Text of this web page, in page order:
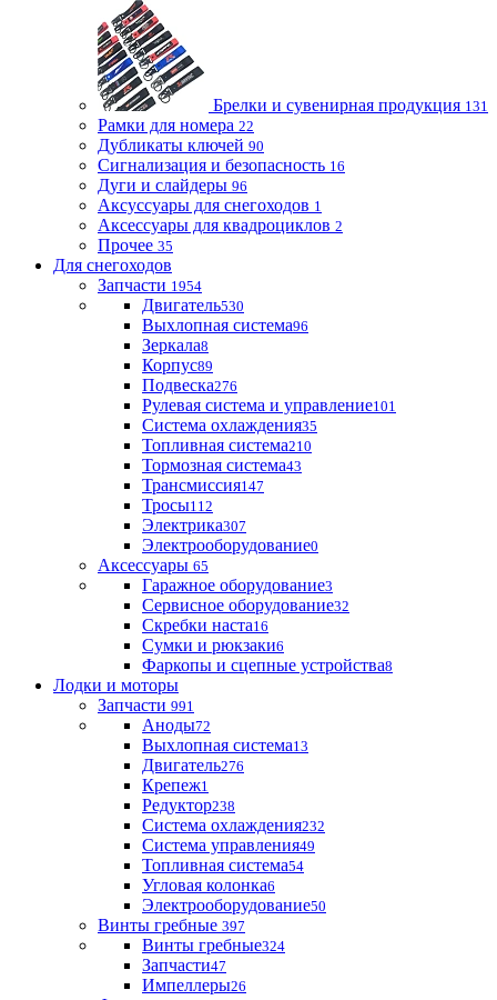
Брелки и сувенирная продукция 131
Рамки для номера 22
Дубликаты ключей 90
Сигнализация и безопасность 16
Дуги и слайдеры 96
Аксуссуары для снегоходов 1
Аксессуары для квадроциклов 2
Прочее 35
Для снегоходов
Запчасти 1954
Двигатель530
Выхлопная система96
Зеркала8
Корпус89
Подвеска276
Рулевая система и управление101
Система охлаждения35
Топливная система210
Тормозная система43
Трансмиссия147
Тросы112
Электрика307
Электрооборудование0
Аксессуары 65
Гаражное оборудование3
Сервисное оборудование32
Скребки наста16
Сумки и рюкзаки6
Фаркопы и сцепные устройства8
Лодки и моторы
Запчасти 991
Аноды72
Выхлопная система13
Двигатель276
Крепеж1
Редуктор238
Система охлаждения232
Система управления49
Топливная система54
Угловая колонка6
Электрооборудование50
Винты гребные 397
Винты гребные324
Запчасти47
Импеллеры26